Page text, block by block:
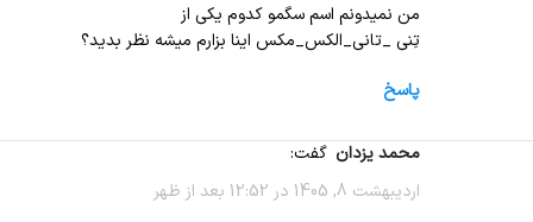
من نمیدونم اسم سگمو کدوم یکی از
تِنی _تانی_الکس_مکس اینا بزارم میشه نظر بدید؟
پاسخ
محمد یزدان گفت:
اردیبهشت 8, 1405 در 12:52 بعد از ظهر